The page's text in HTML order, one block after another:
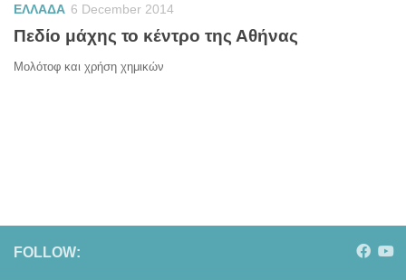
ΕΛΛΑΔΑ 6 December 2014
Πεδίο μάχης το κέντρο της Αθήνας
Μολότοφ και χρήση χημικών
FOLLOW: